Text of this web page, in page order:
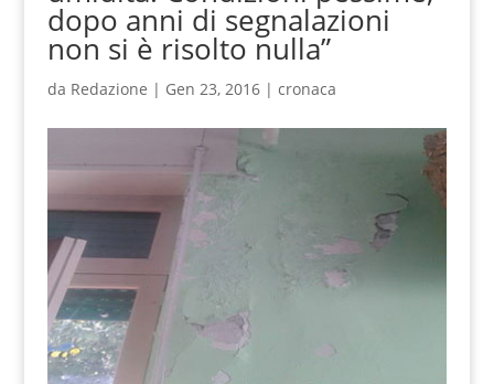
dopo anni di segnalazioni
non si è risolto nulla”
da Redazione | Gen 23, 2016| cronaca